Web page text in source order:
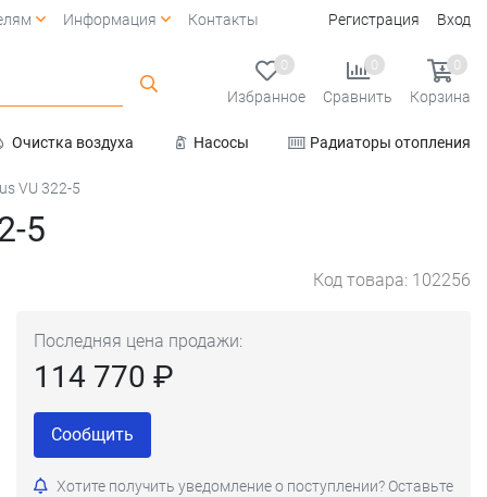
Очистка воздуха Насосы
Радиаторы отопления
0
Избранное
0
Сравнить
0
Корзина
Информация Контакты Регистрация Вход
VU 322-5
5
Код товара: 102256
Последняя цена продажи:
114 770 ₽
Сообщить
Хотите получить уведомление о поступлении? Оставьте